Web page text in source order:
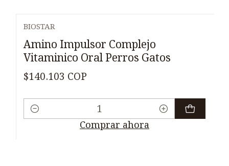
BIOSTAR
Amino Impulsor Complejo
Vitaminico Oral Perros Gatos
$140.103 COP
Cantidad
Comprar ahora